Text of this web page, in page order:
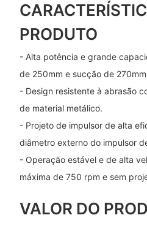
PRODUTO
- Alta potência e grande
de 250mm e sucção de
- Design resistente à abrasão
de material metálico.
- Projeto de impulsor de alta
diâmetro externo do impulsor
- Operação estável e de alta
máxima de 750 rpm e sem
VALOR DO